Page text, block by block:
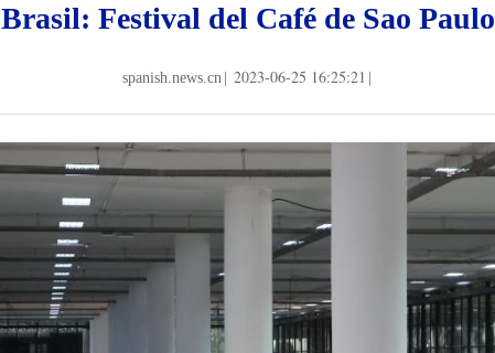
Brasil: Festival del Café de Sao Paulo
spanish.news.cn 2023-06-25 16:25:21